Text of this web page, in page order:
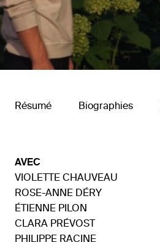
Résumé Biographies
AVEC
VIOLETTE CHAUVEAU
ROSE-ANNE DÉRY
ÉTIENNE PILON
CLARA PRÉVOST
PHILIPPE RACINE